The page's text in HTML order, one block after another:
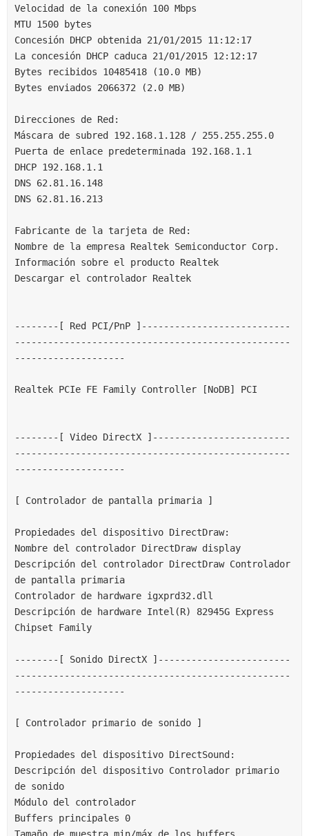
Velocidad de la conexión 100 Mbps
MTU 1500 bytes
Concesión DHCP obtenida 21/01/2015 11:12:17
La concesión DHCP caduca 21/01/2015 12:12:17
Bytes recibidos 10485418 (10.0 MB)
Bytes enviados 2066372 (2.0 MB)
Direcciones de Red:
Máscara de subred 192.168.1.128 / 255.255.255.0
Puerta de enlace predeterminada 192.168.1.1
DHCP 192.168.1.1
DNS 62.81.16.148
DNS 62.81.16.213
Fabricante de la tarjeta de Red:
Nombre de la empresa Realtek Semiconductor Corp.
Información sobre el producto Realtek
Descargar el controlador Realtek
--------[ Red PCI/PnP ]---------------------------
--------------------------------------------------
--------------------
Realtek PCIe FE Family Controller [NoDB] PCI
--------[ Video DirectX ]-------------------------
--------------------------------------------------
--------------------
[ Controlador de pantalla primaria ]
Propiedades del dispositivo DirectDraw:
Nombre del controlador DirectDraw display
Descripción del controlador DirectDraw Controlador
de pantalla primaria
Controlador de hardware igxprd32.dll
Descripción de hardware Intel(R) 82945G Express
Chipset Family
--------[ Sonido DirectX ]------------------------
--------------------------------------------------
--------------------
[ Controlador primario de sonido ]
Propiedades del dispositivo DirectSound:
Descripción del dispositivo Controlador primario
de sonido
Módulo del controlador
Buffers principales 0
Tamaño de muestra min/máx de los buffers